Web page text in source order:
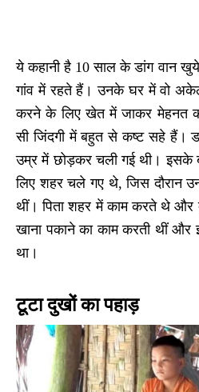
ये कहानी है 10 साल के डांग वान
गांव में रहते हैं। उनके घर में वो
करने के लिए खेत में जाकर मेहनत
सी जिंदगी में बहुत से कष्ट सहे हैं।
उम्र में छोड़कर चली गई थी। इसके
लिए शहर चले गए थे, जिस दौरान
थीं। पिता शहर में काम करते थे और
खाना पकाने का काम करती थीं
था।
टूटा दुखों का पहाड़